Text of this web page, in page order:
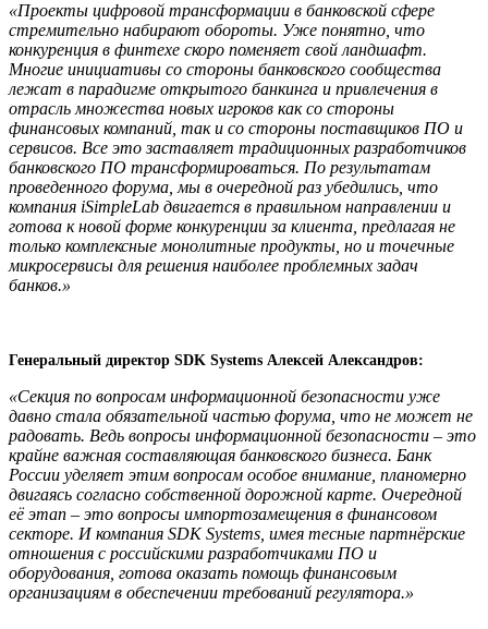
«Проекты цифровой трансформации в банковской сфере
стремительно набирают обороты. Уже понятно, что
конкуренция в финтехе скоро поменяет свой ландшафт.
Многие инициативы со стороны банковского сообщества
лежат в парадигме открытого банкинга и привлечения в
отрасль множества новых игроков как со стороны
финансовых компаний, так и со стороны поставщиков ПО и
сервисов. Все это заставляет традиционных разработчиков
банковского ПО трансформироваться. По результатам
проведенного форума, мы в очередной раз убедились, что
компания iSimpleLab двигается в правильном направлении и
готова к новой форме конкуренции за клиента, предлагая не
только комплексные монолитные продукты, но и точечные
микросервисы для решения наиболее проблемных задач
банков.»
Генеральный директор SDK Systems Алексей Александров:
«Секция по вопросам информационной безопасности уже
давно стала обязательной частью форума, что не может не
радовать. Ведь вопросы информационной безопасности – это
крайне важная составляющая банковского бизнеса. Банк
России уделяет этим вопросам особое внимание, планомерно
двигаясь согласно собственной дорожной карте. Очередной
её этап – это вопросы импортозамещения в финансовом
секторе. И компания SDK Systems , имея тесные партнёрские
отношения с российскими разработчиками ПО и
оборудования, готова оказать помощь финансовым
организациям в обеспечении требований регулятора.»